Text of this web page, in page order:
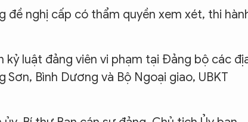
đề nghị cấp có thẩm quyền xem xét, thi
kỷ luật đảng viên vi phạm tại Đảng bộ các
Bình Dương và Bộ Ngoại giao, UBKT